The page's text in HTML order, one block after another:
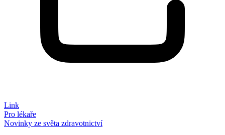
Link
Pro lékaře
Novinky ze světa zdravotnictví